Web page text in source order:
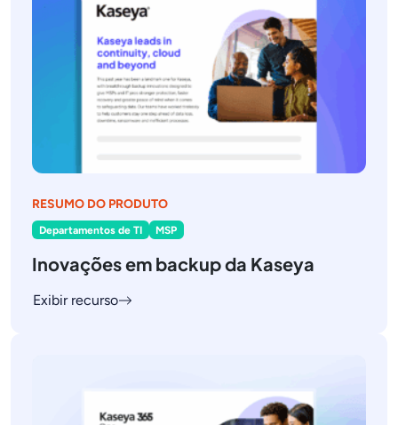
RESUMO DO PRODUTO
Departamentos de TI MSP
Inovações em backup da Kaseya
Exibir recurso